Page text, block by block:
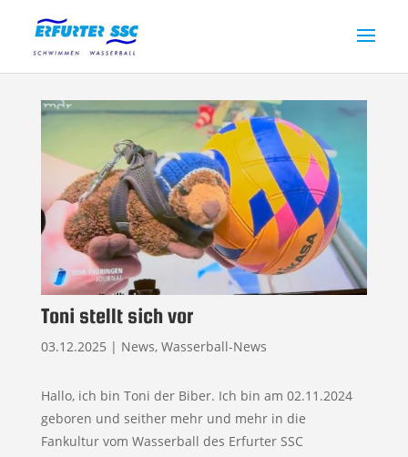
Toni stellt sich vor
03.12.2025 | News, Wasserball-News
Hallo, ich bin Toni der Biber. Ich bin am 02.11.2024
geboren und seither mehr und mehr in die
Fankultur vom Wasserball des Erfurter SSC